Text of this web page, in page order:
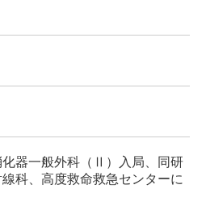
器一般外科（Ⅱ）入局、同研
科、高度救命救急センターに